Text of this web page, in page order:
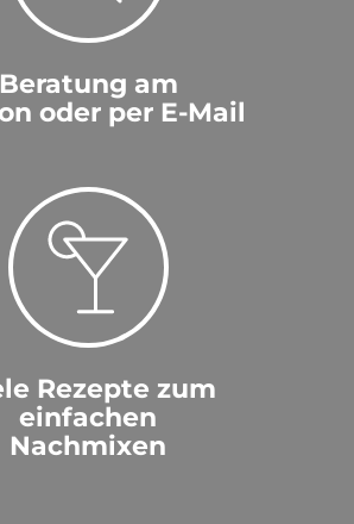
Beratung am
oder per E-Mail
Rezepte zum
einfachen
Nachmixen